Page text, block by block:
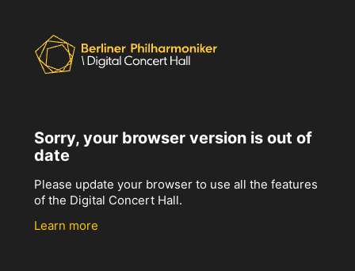
Sorry, your browser version is out of
date
Please update your browser to use all the features
of the Digital Concert Hall.
Learn more